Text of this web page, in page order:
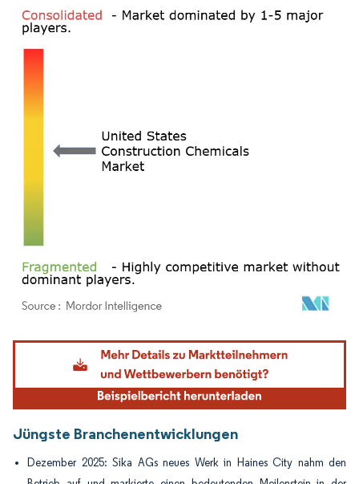
Bild © Mordor Intelligence. Wiederverwendung erfordert Namensnennung gemäß
Jüngste Branchenentwicklungen
Dezember 2025: Sika AGs neues Werk in Haines City nahm den